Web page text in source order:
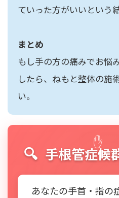
ていった方がいいという
まとめ
もし手の方の痛みでお悩
したら、ねもと整体の施
い。
手根管症候
あなたの手首・指の